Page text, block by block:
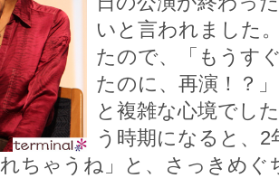
いと言われました
たので、「もうす
たのに、再演！？
と複雑な心境でし
う時期になると、
ちゃうね」と、さっきめぐ